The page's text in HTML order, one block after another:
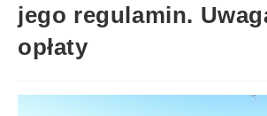
jego regulamin.
opłaty